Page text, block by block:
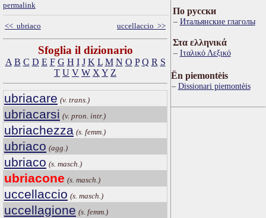
permalink
<< ubriaco uccellaccio >>
Sfoglia il dizionario
A B C D E F G H I J K L M N O P Q R S
T U V W X Y Z
ubriacare (v. trans.)
ubriacarsi (v. pron. intr.)
ubriachezza (s. femm.)
ubriaco (agg.)
ubriaco (s. masch.)
ubriacone (s. masch.)
uccellaccio (s. masch.)
uccellagione (s. femm.)
По русски
Итальянские глаголы
Στα ελληνικά
Ιταλικό Λεξικό
Ën piemontèis
Dissionari piemontèis